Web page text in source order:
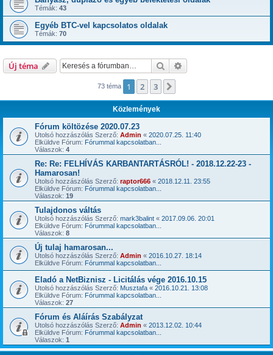
Témák: 43
Egyéb BTC-vel kapcsolatos oldalak
Témák: 70
Új téma Keresés
73 téma 1 2 3
Közlemények
Fórum költözése 2020.07.23
Utolsó hozzászólás Szerző: Admin « 2020.07.25. 11:40
Elküldve Fórum: Fórummal kapcsolatban...
Válaszok: 4
Re: Re: FELHÍVÁS KARBANTARTÁSRÓL! - 2018.12.22-23 -
Hamarosan!
Utolsó hozzászólás Szerző: raptor666 « 2018.12.11. 23:55
Elküldve Fórum: Fórummal kapcsolatban...
Válaszok: 19
Tulajdonos váltás
Utolsó hozzászólás Szerző: mark3balint « 2017.09.06. 20:01
Elküldve Fórum: Fórummal kapcsolatban...
Válaszok: 8
Új tulaj hamarosan...
Utolsó hozzászólás Szerző: Admin « 2016.10.27. 18:14
Elküldve Fórum: Fórummal kapcsolatban...
Eladó a NetBiznisz - Licitálás vége 2016.10.15
Utolsó hozzászólás Szerző: Musztafa « 2016.10.21. 13:08
Elküldve Fórum: Fórummal kapcsolatban...
Válaszok: 27
Fórum és Aláírás Szabályzat
Utolsó hozzászólás Szerző: Admin « 2013.12.02. 10:44
Elküldve Fórum: Fórummal kapcsolatban...
Válaszok: 1